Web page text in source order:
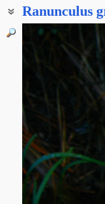
Ranunculus